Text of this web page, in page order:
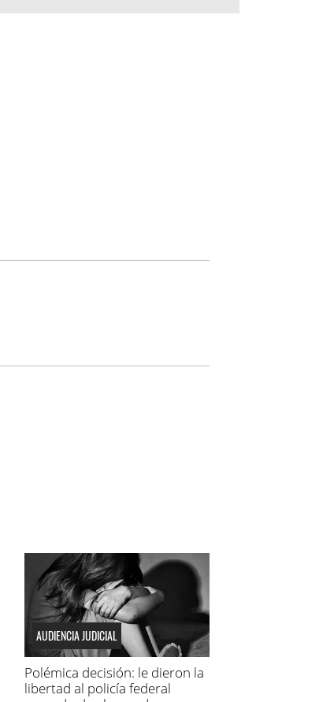
AUDIENCIA JUDICIAL
Polémica decisión: le dieron la
libertad al policía federal